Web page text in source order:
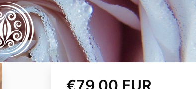
€79,00 EUR